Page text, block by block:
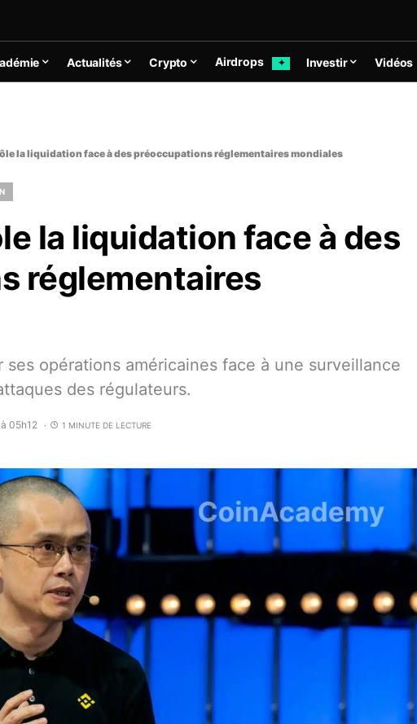
Actualités Crypto Airdrops ✦ Investir Vidéos
la liquidation face à des préoccupations réglementaires mondiales
la liquidation face à des
réglementaires
opérations américaines face à une surveillance
des régulateurs.
05h12 1 MINUTE DE LECTURE